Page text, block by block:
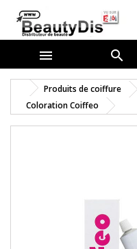
 
Produits de coiffure
Coloration Coiffeo